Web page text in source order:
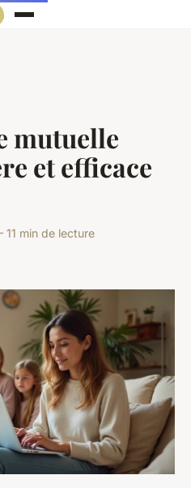
mutuelle
et efficace
min de lecture